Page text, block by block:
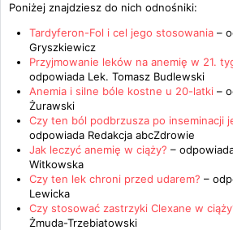
Poniżej znajdziesz do nich odnośniki:
Tardyferon-Fol i cel jego stosowania –
Gryszkiewicz
Przyjmowanie leków na anemię w 21.
odpowiada Lek. Tomasz Budlewski
Anemia i silne bóle kostne u 20-latki –
Żurawski
Czy ten ból podbrzusza po inseminacji
odpowiada Redakcja abcZdrowie
Jak leczyć anemię w ciąży? –
Witkowska
Czy ten lek chroni przed udarem? –
Lewicka
Czy stosować zastrzyki Clexane w
Żmuda-Trzebiatowski